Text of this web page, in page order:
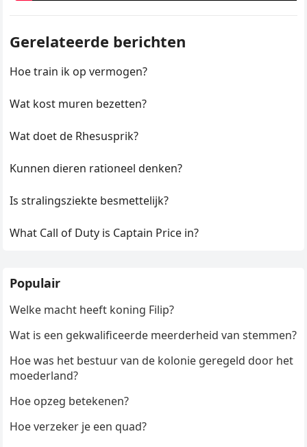
Gerelateerde berichten
Hoe train ik op vermogen?
Wat kost muren bezetten?
Wat doet de Rhesusprik?
Kunnen dieren rationeel denken?
Is stralingsziekte besmettelijk?
What Call of Duty is Captain Price in?
Populair
Welke macht heeft koning Filip?
Wat is een gekwalificeerde meerderheid van stemmen?
Hoe was het bestuur van de kolonie geregeld door het
moederland?
Hoe opzeg betekenen?
Hoe verzeker je een quad?